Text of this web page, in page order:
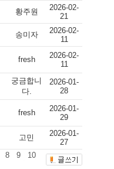
황주원
2026-02-
21
송미자
2026-02-
11
fresh
2026-02-
11
궁금합니
다.
2026-01-
28
fresh
2026-01-
29
고민
2026-01-
27
8 9 10